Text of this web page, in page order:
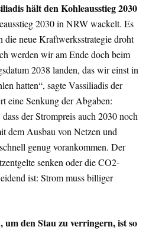
hält den Kohleausstieg 2030
2030 in NRW wackelt. Es
neue Kraftwerksstrategie droht
werden wir am Ende doch beim
2038 landen, das wir einst in
hatten“, sagte Vassiliadis der
eine Senkung der Abgaben:
der Strompreis auch 2030 noch
dem Ausbau von Netzen und
genug vorankommen. Der
senken oder die CO2-
ist: Strom muss billiger
um den Stau zu verringern, ist so